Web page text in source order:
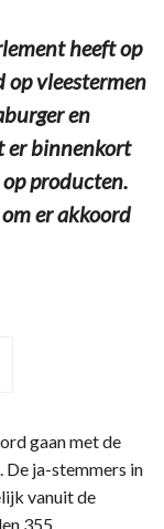
heeft op
op vleestermen
en
er binnenkort
producten.
er akkoord
gaan met de
ja-stemmers in
vanuit de
355